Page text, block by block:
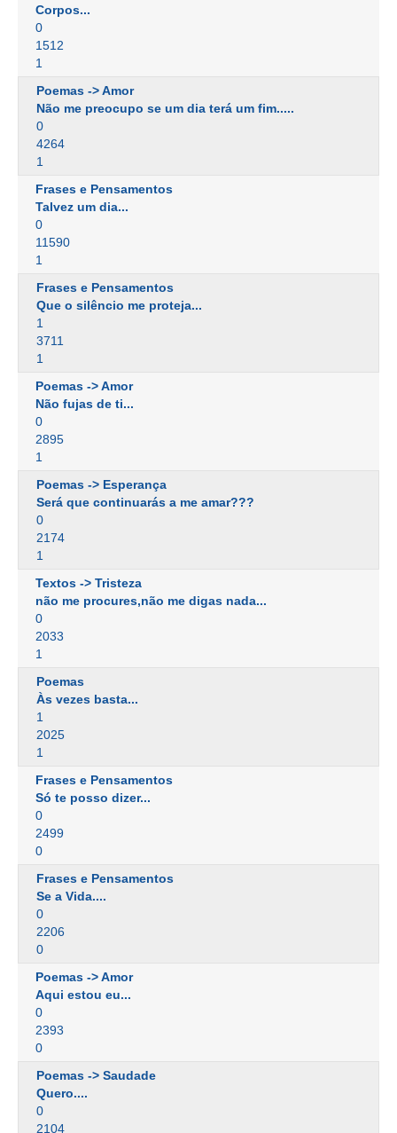
Corpos...
0
1512
1
Poemas -> Amor
Não me preocupo se um dia terá um fim.....
0
4264
1
Frases e Pensamentos
Talvez um dia...
0
11590
1
Frases e Pensamentos
Que o silêncio me proteja...
1
3711
1
Poemas -> Amor
Não fujas de ti...
0
2895
1
Poemas -> Esperança
Será que continuarás a me amar???
0
2174
1
Textos -> Tristeza
não me procures,não me digas nada...
0
2033
1
Poemas
Às vezes basta...
1
2025
1
Frases e Pensamentos
Só te posso dizer...
0
2499
0
Frases e Pensamentos
Se a Vida....
0
2206
0
Poemas -> Amor
Aqui estou eu...
0
2393
0
Poemas -> Saudade
Quero....
0
2104